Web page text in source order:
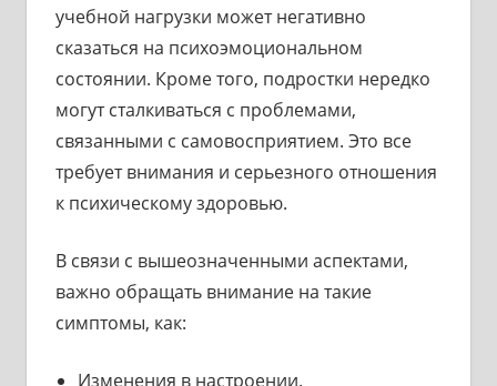
учебной нагрузки может негативно
сказаться на психоэмоциональном
состоянии. Кроме того, подростки нередко
могут сталкиваться с проблемами,
связанными с самовосприятием. Это все
требует внимания и серьезного отношения
к психическому здоровью.
В связи с вышеозначенными аспектами,
важно обращать внимание на такие
симптомы, как:
Изменения в настроении.